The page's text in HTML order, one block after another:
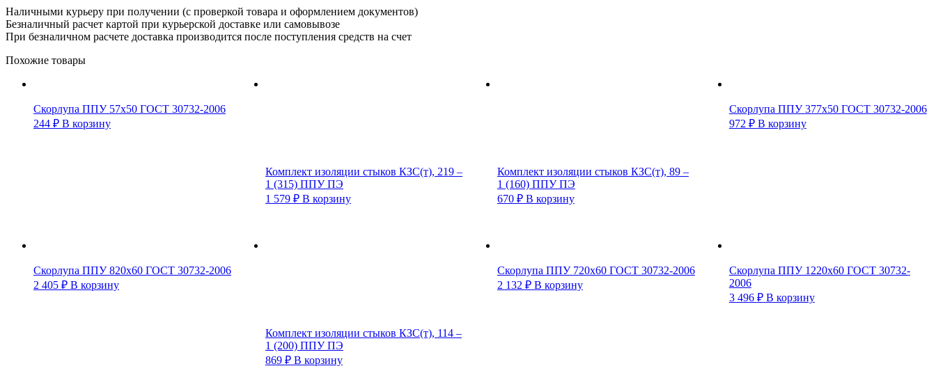
Наличными курьеру при получении (с проверкой товара и оформлением документов)
Безналичный расчет картой при курьерской доставке или самовывозе
При безналичном расчете доставка производится после поступления средств на счет
Похожие товары
Скорлупа ППУ 57х50 ГОСТ 30732-2006
244 ₽ В корзину
Комплект изоляции стыков КЗС(т), 219 –
1 (315) ППУ ПЭ
1 579 ₽ В корзину
Комплект изоляции стыков КЗС(т), 89 –
1 (160) ППУ ПЭ
670 ₽ В корзину
Скорлупа ППУ 377х50 ГОСТ 30732-2006
972 ₽ В корзину
Скорлупа ППУ 820х60 ГОСТ 30732-2006
2 405 ₽ В корзину
Комплект изоляции стыков КЗС(т), 114 –
1 (200) ППУ ПЭ
869 ₽ В корзину
Скорлупа ППУ 720х60 ГОСТ 30732-2006
2 132 ₽ В корзину
Скорлупа ППУ 1220х60 ГОСТ 30732-
2006
3 496 ₽ В корзину